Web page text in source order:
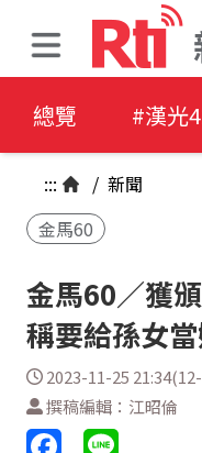
總覽 #漢光
::: / 新聞
金馬60
金馬60／獲
稱要給孫女
2023-11-25
撰稿編輯：江昭倫